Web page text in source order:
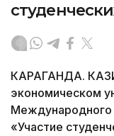
КАРАГАНДА.
экономическом
Международного
«Участие